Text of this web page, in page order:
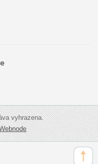
vyhrazena.